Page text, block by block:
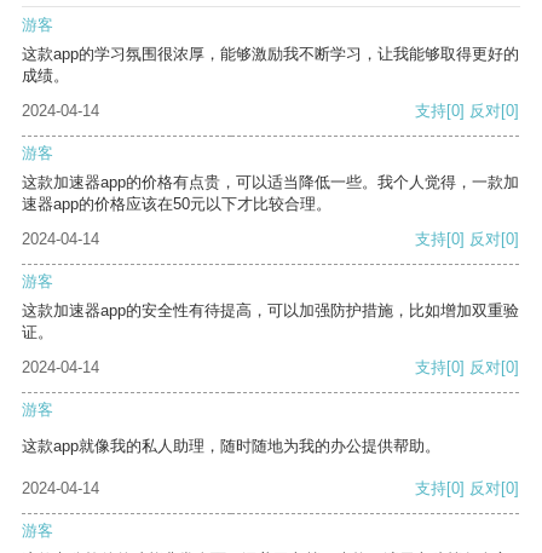
游客
这款app的学习氛围很浓厚，能够激励我不断学习，让我能够取得更好的
成绩。
2024-04-14
支持[0] 反对[0]
游客
这款加速器app的价格有点贵，可以适当降低一些。我个人觉得，一款加
速器app的价格应该在50元以下才比较合理。
2024-04-14
支持[0] 反对[0]
游客
这款加速器app的安全性有待提高，可以加强防护措施，比如增加双重验
证。
2024-04-14
支持[0] 反对[0]
游客
这款app就像我的私人助理，随时随地为我的办公提供帮助。
2024-04-14 支持[0] 反对[0]
游客